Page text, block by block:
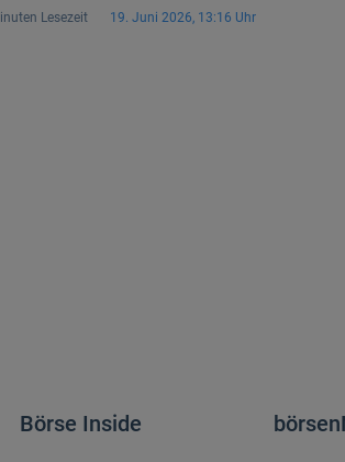
Lesezeit
neue Generation digitaler
19. Juni 2026, 13:16 Uhr
Börse Inside